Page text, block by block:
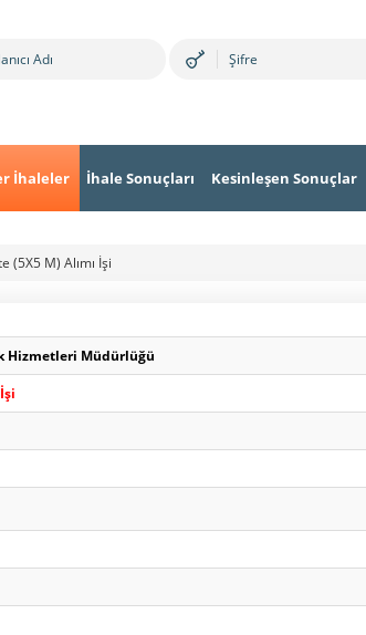
İhaleler İhale Sonuçları Kesinleşen Sonuçlar
(5X5 M) Alımı İşi
Hizmetleri Müdürlüğü